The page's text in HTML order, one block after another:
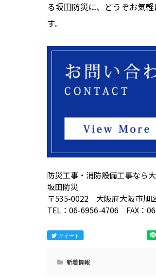
る坂田防災に、どうぞお気
す。
防災工事・消防設備工事なら
坂田防災
〒535-0022 大阪府大阪市旭
TEL：06-6956-4706 FAX：
ツイート
新着情報